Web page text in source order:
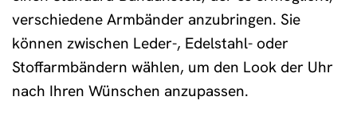
verschiedene Armbänder anzubringen. Sie
können zwischen Leder-, Edelstahl- oder
Stoffarmbändern wählen, um den Look der Uhr
nach Ihren Wünschen anzupassen.